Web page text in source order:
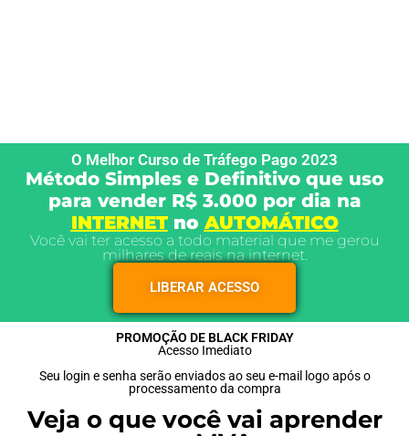
O Melhor Curso de Tráfego Pago 2023
Método Simples e Definitivo que uso
para vender R$ 3.000 por dia na
INTERNETnoAUTOMÁTICO
Você vai ter acesso a todo material que me gerou
milhares de reais na internet.
LIBERAR ACESSO
PROMOÇÃO DE BLACK FRIDAY
Acesso Imediato
Seu login e senha serão enviados ao seu e-mail logo após o
processamento da compra
Veja o que você vai aprender